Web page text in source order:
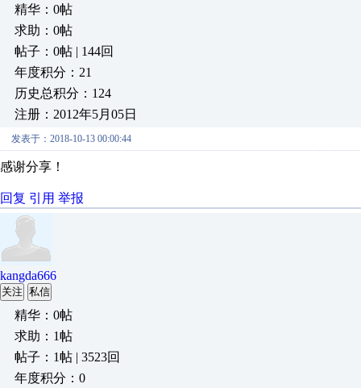
精华：0帖
求助：0帖
帖子：0帖 | 144回
年度积分：21
历史总积分：124
注册：2012年5月05日
发表于：2018-10-13 00:00:44
感谢分享！
回复 引用 举报
kangda666
关注 私信
精华：0帖
求助：1帖
帖子：1帖 | 3523回
年度积分：0